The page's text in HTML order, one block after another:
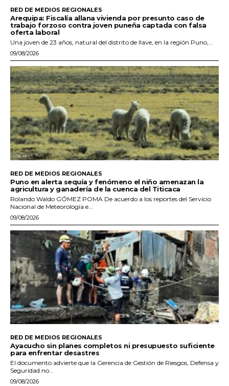
RED DE MEDIOS REGIONALES
Arequipa: Fiscalía allana vivienda por presunto caso de
trabajo forzoso contra joven puneña captada con falsa
oferta laboral
Una joven de 23 años, natural del distrito de Ilave, en la región Puno,...
09/08/2026
RED DE MEDIOS REGIONALES
Puno en alerta sequía y fenómeno el niño amenazan la
agricultura y ganadería de la cuenca del Titicaca
Rolando Waldo GÓMEZ POMA De acuerdo a los reportes del Servicio
Nacional de Meteorología e...
09/08/2026
RED DE MEDIOS REGIONALES
Ayacucho sin planes completos ni presupuesto suficiente
para enfrentar desastres
El documento advierte que la Gerencia de Gestión de Riesgos, Defensa y
Seguridad no...
09/08/2026